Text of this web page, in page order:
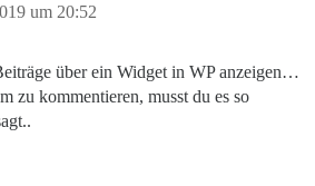
um 20:52
über ein Widget in WP anzeigen…
zu kommentieren, musst du es so